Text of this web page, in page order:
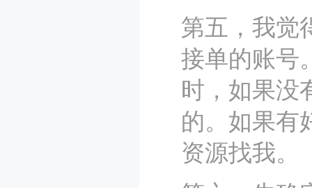
第五，我觉
接单的账号
时，如果没
的。如果有
资源找我。